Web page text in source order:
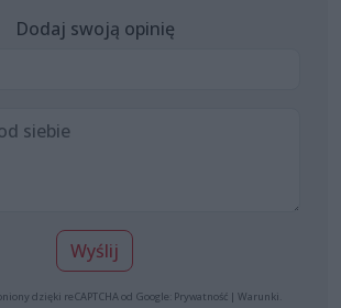
Dodaj swoją opinię
Wyślij
dzięki reCAPTCHA od Google: Prywatność | Warunki